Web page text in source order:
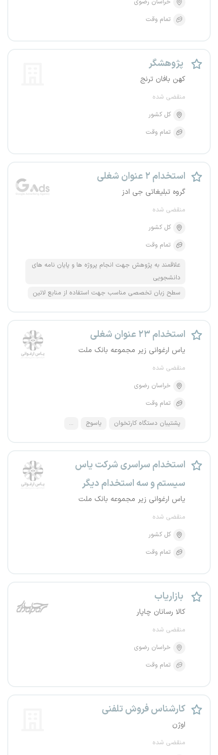
خراسان رضوی
تمام وقت
پژوهشگر
کهن بافان ترنج
منقضی شده
کل کشور
تمام وقت
استخدام ۲ عنوان شغلی
گروه تبلیغاتی جی ادز
منقضی شده
کل کشور
تمام وقت
علاقمند به پژوهش جهت انجام پروژه ها و پایان نامه های
دانشجویی
سطح زبان تخصصی مناسب جهت استفاده از منابع لاتین
استخدام ۲۳ عنوان شغلی
یاس ارغوانی زیر مجموعه بانک ملت
منقضی شده
خراسان رضوی
تمام وقت
پشتیبان دستگاه کارتخوان یاسوج ...
استخدام سراسری شرکت یاس
سیستم و سه استخدام دیگر
یاس ارغوانی زیر مجموعه بانک ملت
منقضی شده
کل کشور
تمام وقت
بازاریاب
کالا رسانان چاپار
منقضی شده
خراسان رضوی
تمام وقت
کارشناس فروش تلفنی
اوژن
منقضی شده